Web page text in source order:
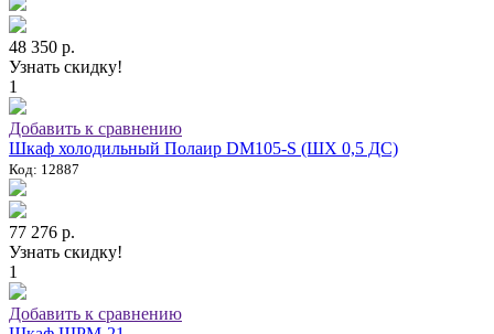
48 350 р.
Узнать скидку!
1
Добавить к сравнению
Шкаф холодильный Полаир DM105-S (ШХ 0,5 ДС)
Код: 12887
77 276 р.
Узнать скидку!
1
Добавить к сравнению